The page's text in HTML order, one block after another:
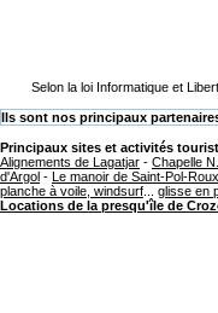
Selon la loi Informatique et
Ils sont nos principaux
Principaux sites et activités
Alignements de Lagatjar - Chapelle
d'Argol - Le manoir de Saint-Pol-Roux
planche à voile, windsurf
glisse en
Locations de la presqu'île de